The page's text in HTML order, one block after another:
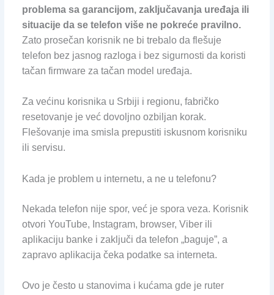
problema sa garancijom, zaključavanja uređaja ili
situacije da se telefon više ne pokreće pravilno.
Zato prosečan korisnik ne bi trebalo da flešuje
telefon bez jasnog razloga i bez sigurnosti da koristi
tačan firmware za tačan model uređaja.
Za većinu korisnika u Srbiji i regionu, fabričko
resetovanje je već dovoljno ozbiljan korak.
Flešovanje ima smisla prepustiti iskusnom korisniku
ili servisu.
Kada je problem u internetu, a ne u telefonu?
Nekada telefon nije spor, već je spora veza. Korisnik
otvori YouTube, Instagram, browser, Viber ili
aplikaciju banke i zaključi da telefon „baguje”, a
zapravo aplikacija čeka podatke sa interneta.
Ovo je često u stanovima i kućama gde je ruter